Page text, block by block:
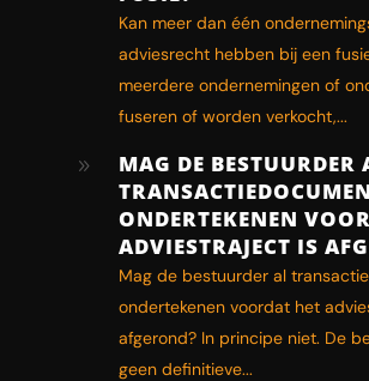
Kan meer dan één
adviesrecht hebben bij een
meerdere ondernemingen of
fuseren of worden verkocht,...
9
MAG DE BESTUURDER
ONDERTEKENEN
ADVIESTRAJECT IS
Mag de bestuurder al
ondertekenen voordat het
afgerond? In principe niet. De
geen definitieve...